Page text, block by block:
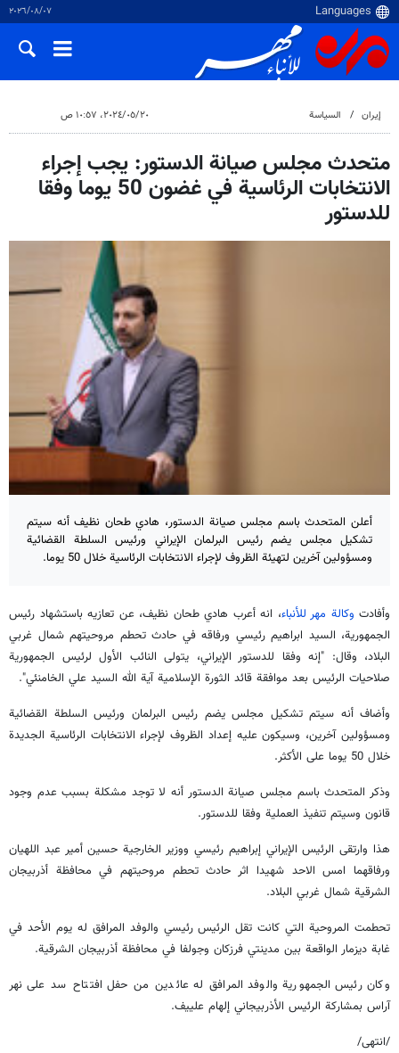
٠٧‏/٠٨‏/٢٠٢٦
إيران السياسة ٢٠‏/٠٥‏/٢٠٢٤، ١٠:٥٧ ص
متحدث مجلس صيانة الدستور: يجب إجراء
الانتخابات الرئاسية في غضون 50 يوما وفقا
للدستور
أعلن المتحدث باسم مجلس صيانة الدستور، هادي طحان نظيف أنه سيتم
تشكيل مجلس يضم رئيس البرلمان الإيراني ورئيس السلطة القضائية
ومسؤولين آخرين لتهيئة الظروف لإجراء الانتخابات الرئاسية خلال 50 يوما.
وأفادت وكالة مهر للأنباء، انه أعرب هادي طحان نظيف، عن تعازيه باستشهاد رئيس
الجمهورية، السيد ابراهيم رئيسي ورفاقه في حادث تحطم مروحيتهم شمال غربي
البلاد، وقال: "إنه وفقا للدستور الإيراني، يتولى النائب الأول لرئيس الجمهورية
صلاحيات الرئيس بعد موافقة قائد الثورة الإسلامية آية الله السيد علي الخامنئي".
وأضاف أنه سيتم تشكيل مجلس يضم رئيس البرلمان ورئيس السلطة القضائية
ومسؤولين آخرين، وسيكون عليه إعداد الظروف لإجراء الانتخابات الرئاسية الجديدة
خلال 50 يوما على الأكثر.
وذكر المتحدث باسم مجلس صيانة الدستور أنه لا توجد مشكلة بسبب عدم وجود
قانون وسيتم تنفيذ العملية وفقا للدستور.
هذا وارتقى الرئيس الإيراني إبراهيم رئيسي ووزير الخارجية حسين أمير عبد اللهيان
ورفاقهما امس الاحد شهيدا اثر حادث تحطم مروحيتهم في محافظة أذربيجان
الشرقية شمال غربي البلاد.
تحطمت المروحية التي كانت تقل الرئيس رئيسي والوفد المرافق له يوم الأحد في
غابة ديزمار الواقعة بين مدينتي فرزكان وجولفا في محافظة أذربيجان الشرقية.
وكان رئيس الجمهورية والوفد المرافق له عائدين من حفل افتتاح سد على نهر
آراس بمشاركة الرئيس الأذربيجاني إلهام علييف.
/انتهى/